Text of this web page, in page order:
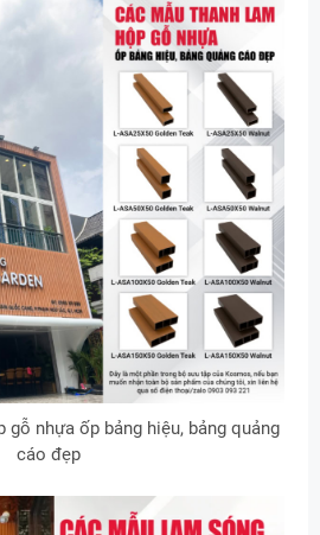
gỗ nhựa ốp bảng hiệu, bảng quảng
cáo đẹp